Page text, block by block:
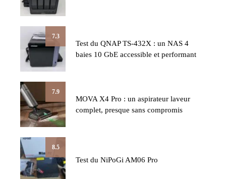
7.3
Test du QNAP TS-432X : un NAS 4
baies 10 GbE accessible et performant
7.9
MOVA X4 Pro : un aspirateur laveur
complet, presque sans compromis
8.5
Test du NiPoGi AM06 Pro